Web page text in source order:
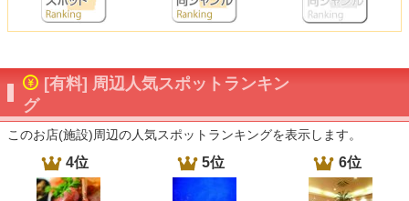
[有料] 周辺人気スポットランキン
グ
このお店(施設)周辺の人気スポットランキングを表示します。
4位 5位 6位